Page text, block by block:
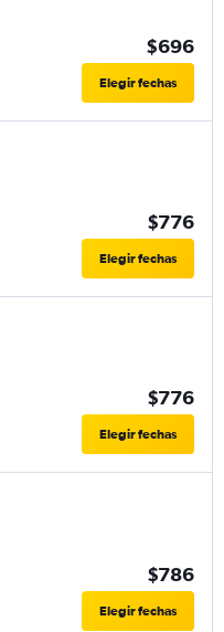
$696
Elegir fechas
$776
Elegir fechas
$776
Elegir fechas
$786
Elegir fechas